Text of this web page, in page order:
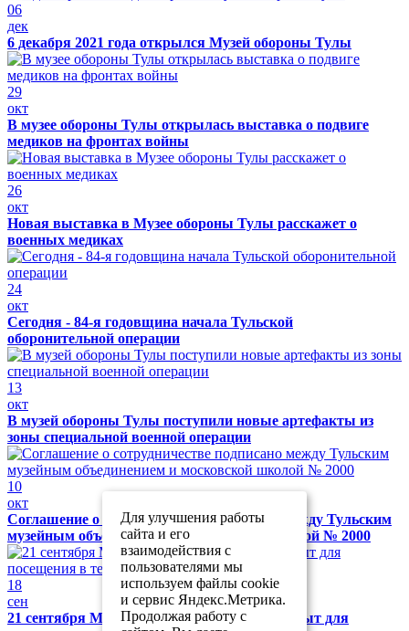
06
дек
6 декабря 2021 года открылся Музей обороны Тулы
29
окт
В музее обороны Тулы открылась выставка о подвиге
медиков на фронтах войны
26
окт
Новая выставка в Музее обороны Тулы расскажет о
военных медиках
24
окт
Сегодня - 84-я годовщина начала Тульской
оборонительной операции
13
окт
В музей обороны Тулы поступили новые артефакты из
зоны специальной военной операции
10
окт
Соглашение о сотрудничестве подписано между Тульским
музейным объединением и московской школой № 2000
18
сен
21 сентября Музей обороны Тулы будет закрыт для
Для улучшения работы
сайта и его
взаимодействия с
пользователями мы
используем файлы cookie
и сервис Яндекс.Метрика.
Продолжая работу с